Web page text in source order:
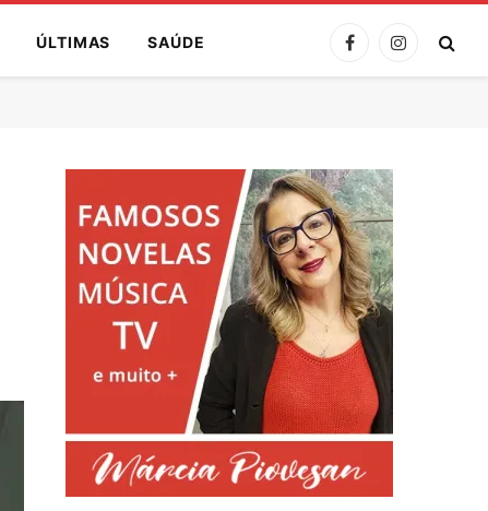
ÚLTIMAS SAÚDE FacebookInstagram